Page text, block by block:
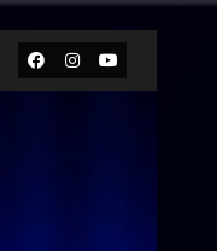
Facebook
Instagram
Youtube